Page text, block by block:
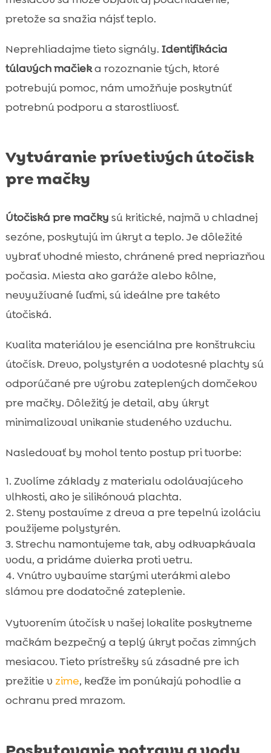
pretože sa snažia nájsť teplo.
Neprehliadajme tieto signály. Identifikácia
túlavých mačieka rozoznanie tých, ktoré
potrebujú pomoc, nám umožňuje poskytnúť
potrebnú podporu a starostlivosť.
Vytváranie prívetivých útočisk
pre mačky
Útočiská pre mačky sú kritické, najmä v chladnej
sezóne, poskytujú im úkryt a teplo. Je dôležité
vybrať vhodné miesto, chránené pred nepriazňou
počasia. Miesta ako garáže alebo kôlne,
nevyužívané ľuďmi, sú ideálne pre takéto
útočiská.
Kvalita materiálov je esenciálna pre konštrukciu
útočísk. Drevo, polystyrén a vodotesné plachty sú
odporúčané pre výrobu zateplených domčekov
pre mačky. Dôležitý je detail, aby úkryt
minimalizoval vnikanie studeného vzduchu.
Nasledovať by mohol tento postup pri tvorbe:
Zvolíme základy z materialu odolávajúceho
vlhkosti, ako je silikónová plachta.
Steny postavíme z dreva a pre tepelnú izoláciu
použijeme polystyrén.
Strechu namontujeme tak, aby odkvapkávala
vodu, a pridáme dvierka proti vetru.
Vnútro vybavíme starými uterákmi alebo
slámou pre dodatočné zateplenie.
Vytvorením útočísk v našej lokalite poskytneme
mačkám bezpečný a teplý úkryt počas zimných
mesiacov. Tieto prístrešky sú zásadné pre ich
prežitie v zime, keďže im ponúkajú pohodlie a
ochranu pred mrazom.